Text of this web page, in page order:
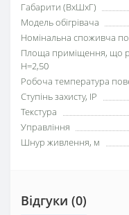
Габарити (ВхШхГ)
Модель обігрівача
Номінальна споживча
Площа приміщення, що
H=2,50
Робоча температура
Ступінь захисту, IP
Текстура
Управління
Шнур живлення, м
Відгуки (0)